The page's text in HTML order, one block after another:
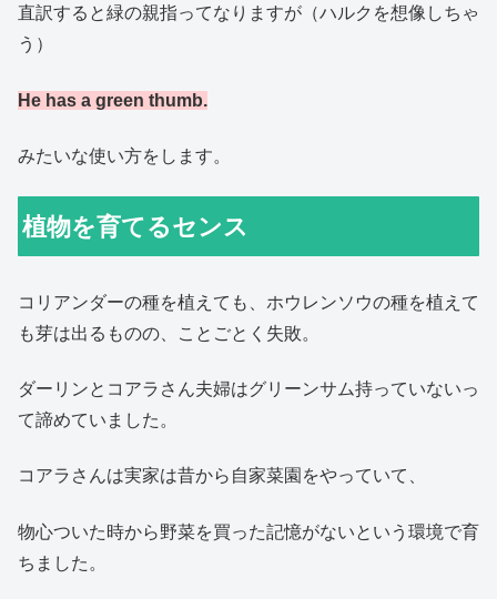
直訳すると緑の親指ってなりますが（ハルクを想像しちゃ
う）
He has a green thumb.
みたいな使い方をします。
植物を育てるセンス
コリアンダーの種を植えても、ホウレンソウの種を植えて
も芽は出るものの、ことごとく失敗。
ダーリンとコアラさん夫婦はグリーンサム持っていないっ
て諦めていました。
コアラさんは実家は昔から自家菜園をやっていて、
物心ついた時から野菜を買った記憶がないという環境で育
ちました。